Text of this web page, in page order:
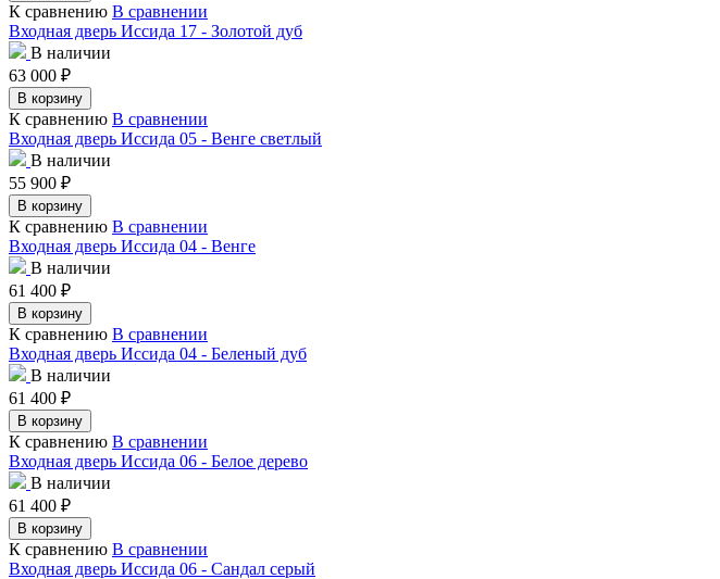
К сравнению В сравнении
Входная дверь Иссида 17 - Золотой дуб
В наличии
63 000 ₽
В корзину
К сравнению В сравнении
Входная дверь Иссида 05 - Венге светлый
В наличии
55 900 ₽
В корзину
К сравнению В сравнении
Входная дверь Иссида 04 - Венге
В наличии
61 400 ₽
В корзину
К сравнению В сравнении
Входная дверь Иссида 04 - Беленый дуб
В наличии
61 400 ₽
В корзину
К сравнению В сравнении
Входная дверь Иссида 06 - Белое дерево
В наличии
61 400 ₽
В корзину
К сравнению В сравнении
Входная дверь Иссида 06 - Сандал серый